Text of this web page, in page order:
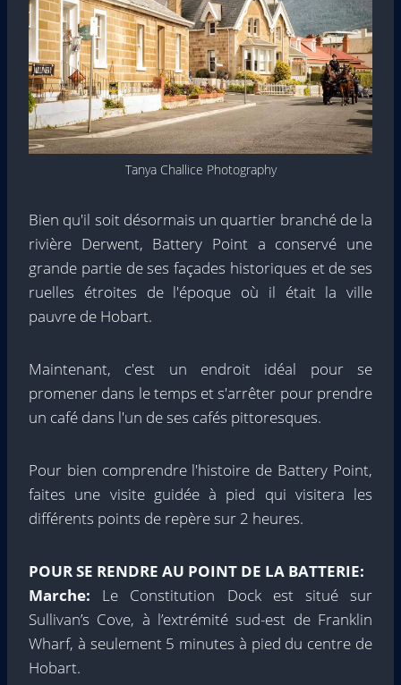
Tanya Challice Photography
Bien qu'il soit désormais un quartier branché de la
rivière Derwent, Battery Point a conservé une
grande partie de ses façades historiques et de ses
ruelles étroites de l'époque où il était la ville
pauvre de Hobart.
Maintenant, c'est un endroit idéal pour se
promener dans le temps et s'arrêter pour prendre
un café dans l'un de ses cafés pittoresques.
Pour bien comprendre l'histoire de Battery Point,
faites une visite guidée à pied qui visitera les
différents points de repère sur 2 heures.
POUR SE RENDRE AU POINT DE LA BATTERIE:
Marche: Le Constitution Dock est situé sur
Sullivan’s Cove, à l’extrémité sud-est de Franklin
Wharf, à seulement 5 minutes à pied du centre de
Hobart.